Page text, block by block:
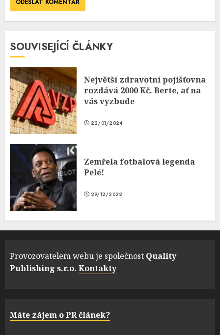
SOUVISEJÍCÍ ČLÁNKY
Největší zdravotní pojišťovna
rozdává 2000 Kč. Berte, ať na
vás vyzbude
22/01/2024
Zemřela fotbalová legenda
Pelé!
29/12/2022
Provozovatelem webu je společnost Quality
Publishing s.r.o. Kontakty
Máte zájem o PR článek?